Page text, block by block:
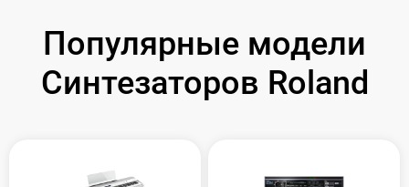
Популярные модели
Синтезаторов Roland